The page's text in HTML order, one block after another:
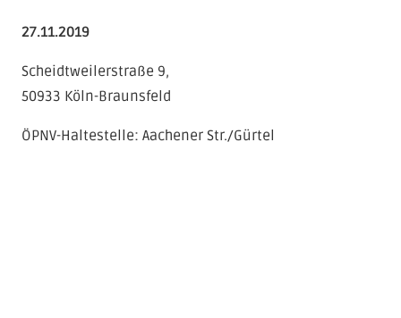
27.11.2019
Scheidtweilerstraße 9,
50933 Köln-Braunsfeld
ÖPNV-Haltestelle: Aachener Str./Gürtel